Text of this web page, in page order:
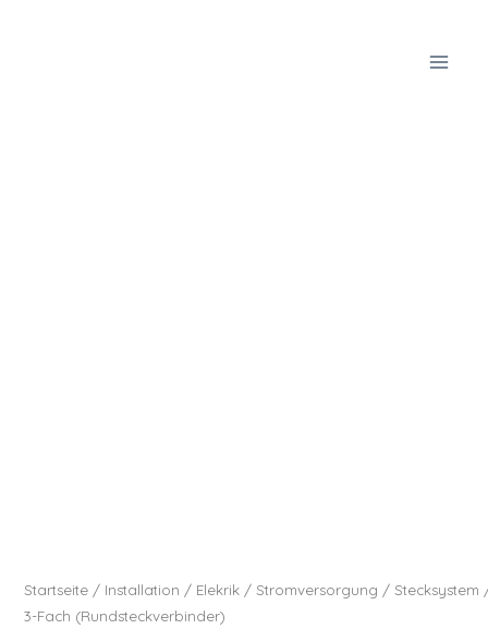
Startseite / Installation / Elekrik /Stromversorgung /Stecksystem
3-Fach (Rundsteckverbinder)